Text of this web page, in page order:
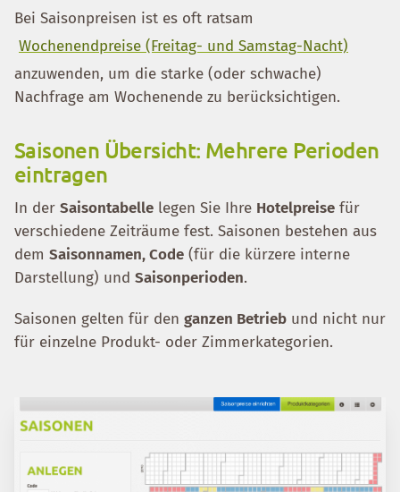
Bei Saisonpreisen ist es oft ratsam
Wochenendpreise (Freitag- und Samstag-Nacht)
anzuwenden, um die starke (oder schwache)
Nachfrage am Wochenende zu berücksichtigen.
Saisonen Übersicht: Mehrere Perioden
eintragen
In der Saisontabelle legen Sie Ihre Hotelpreise für
verschiedene Zeiträume fest. Saisonen bestehen aus
dem Saisonnamen, Code (für die kürzere interne
Darstellung) und Saisonperioden.
Saisonen gelten für den ganzen Betrieb und nicht nur
für einzelne Produkt- oder Zimmerkategorien.